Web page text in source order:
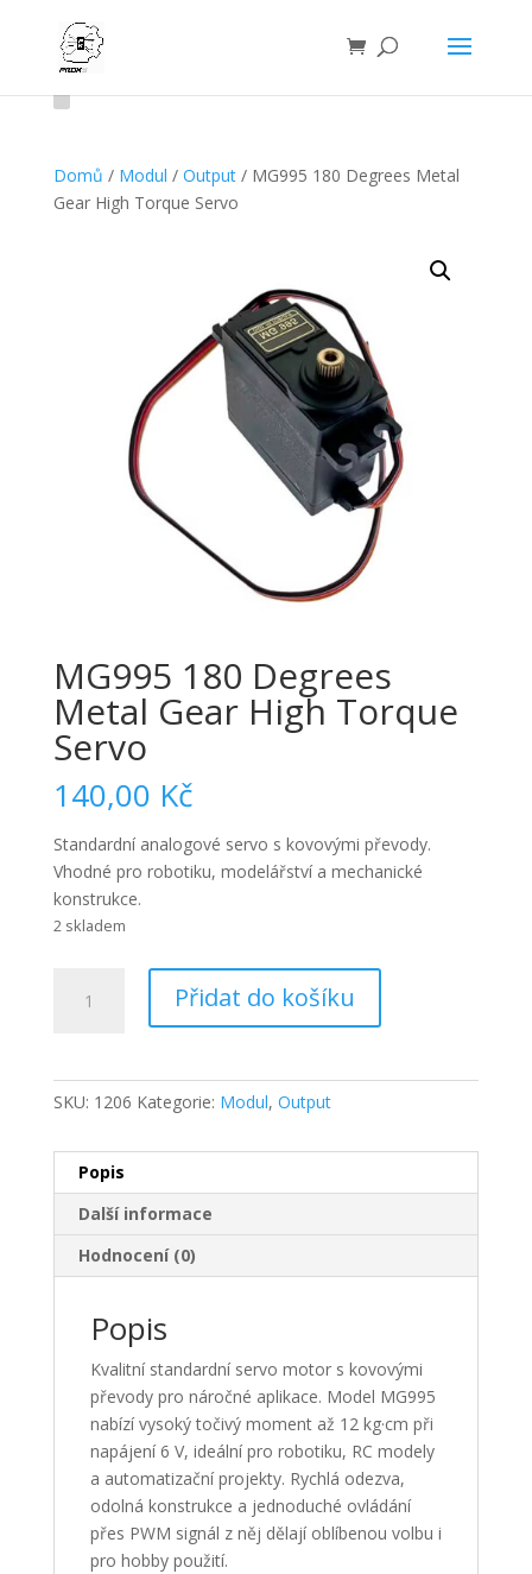
Domů / Modul / Output/ MG995 180 Degrees Metal
Gear High Torque Servo
MG995 180 Degrees
Metal Gear High Torque
Servo
140,00 Kč
Standardní analogové servo s kovovými převody.
Vhodné pro robotiku, modelářství a mechanické
konstrukce.
2 skladem
Servo
množství
Přidat do košíku
SKU: 1206 Kategorie: Modul, Output
Popis
Další informace
Hodnocení (0)
Popis
Kvalitní standardní servo motor s kovovými
převody pro náročné aplikace. Model MG995
nabízí vysoký točivý moment až 12 kg·cm při
napájení 6 V, ideální pro robotiku, RC modely
a automatizační projekty. Rychlá odezva,
odolná konstrukce a jednoduché ovládání
přes PWM signál z něj dělají oblíbenou volbu i
pro hobby použití.